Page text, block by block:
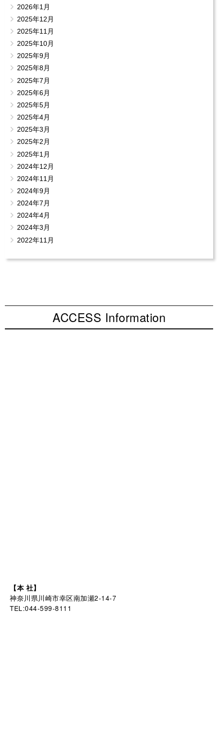
2026年1月
2025年12月
2025年11月
2025年10月
2025年9月
2025年8月
2025年7月
2025年6月
2025年5月
2025年4月
2025年3月
2025年2月
2025年1月
2024年12月
2024年11月
2024年9月
2024年7月
2024年4月
2024年3月
2022年11月
ACCESS Information
【本 社】
神奈川県川崎市幸区南加瀬2-14-7
TEL:044-599-8111